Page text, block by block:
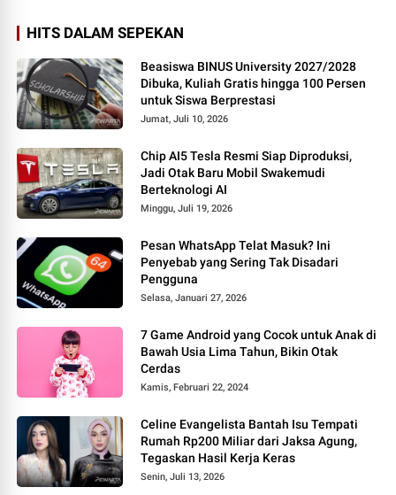
HITS DALAM SEPEKAN
Beasiswa BINUS University 2027/2028
Dibuka, Kuliah Gratis hingga 100 Persen
untuk Siswa Berprestasi
Jumat, Juli 10, 2026
Chip AI5 Tesla Resmi Siap Diproduksi,
Jadi Otak Baru Mobil Swakemudi
Berteknologi AI
Minggu, Juli 19, 2026
Pesan WhatsApp Telat Masuk? Ini
Penyebab yang Sering Tak Disadari
Pengguna
Selasa, Januari 27, 2026
7 Game Android yang Cocok untuk Anak di
Bawah Usia Lima Tahun, Bikin Otak
Cerdas
Kamis, Februari 22, 2024
Celine Evangelista Bantah Isu Tempati
Rumah Rp200 Miliar dari Jaksa Agung,
Tegaskan Hasil Kerja Keras
Senin, Juli 13, 2026